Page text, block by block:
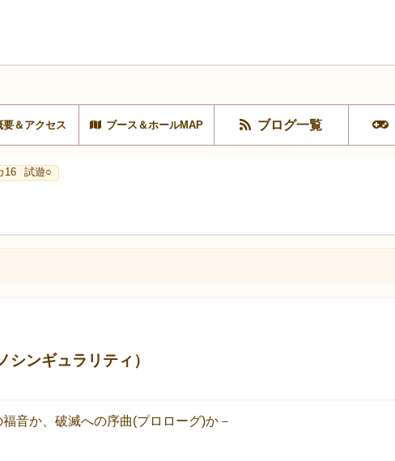
要＆アクセス ブース＆ホールMAP ブログ一覧
16 試遊○
ンギュラリティ）
音か、破滅への序曲(プロローグ)か－